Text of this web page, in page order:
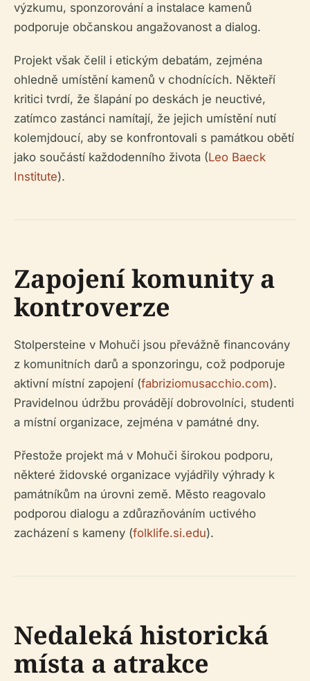
výzkumu, sponzorování a instalace kamenů
podporuje občanskou angažovanost a dialog.
Projekt však čelil i etickým debatám, zejména
ohledně umístění kamenů v chodnících. Někteří
kritici tvrdí, že šlapání po deskách je neuctivé,
zatímco zastánci namítají, že jejich umístění nutí
kolemjdoucí, aby se konfrontovali s památkou obětí
jako součástí každodenního života (Leo Baeck
Institute).
Zapojení komunity a
kontroverze
Stolpersteine v Mohuči jsou převážně financovány
z komunitních darů a sponzoringu, což podporuje
aktivní místní zapojení (fabriziomusacchio.com).
Pravidelnou údržbu provádějí dobrovolníci, studenti
a místní organizace, zejména v památné dny.
Přestože projekt má v Mohuči širokou podporu,
některé židovské organizace vyjádřily výhrady k
památníkům na úrovni země. Město reagovalo
podporou dialogu a zdůrazňováním uctivého
zacházení s kameny (folklife.si.edu).
Nedaleká historická
místa a atrakce